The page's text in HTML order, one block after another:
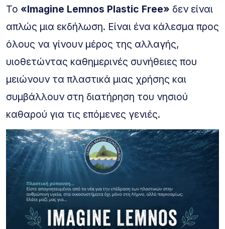
Το «Imagine Lemnos Plastic Free» δεν είναι
απλώς μια εκδήλωση. Είναι ένα κάλεσμα προς
όλους να γίνουν μέρος της αλλαγής,
υιοθετώντας καθημερινές συνήθειες που
μειώνουν τα πλαστικά μιας χρήσης και
συμβάλλουν στη διατήρηση του νησιού
καθαρού για τις επόμενες γενιές.